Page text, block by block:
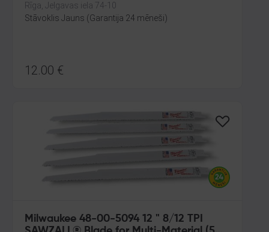
Rīga, Jelgavas iela 74-10
Stāvoklis Jauns (Garantija 24 mēneši)
12.00 €
Milwaukee 48-00-5094 12 " 8/12 TPI